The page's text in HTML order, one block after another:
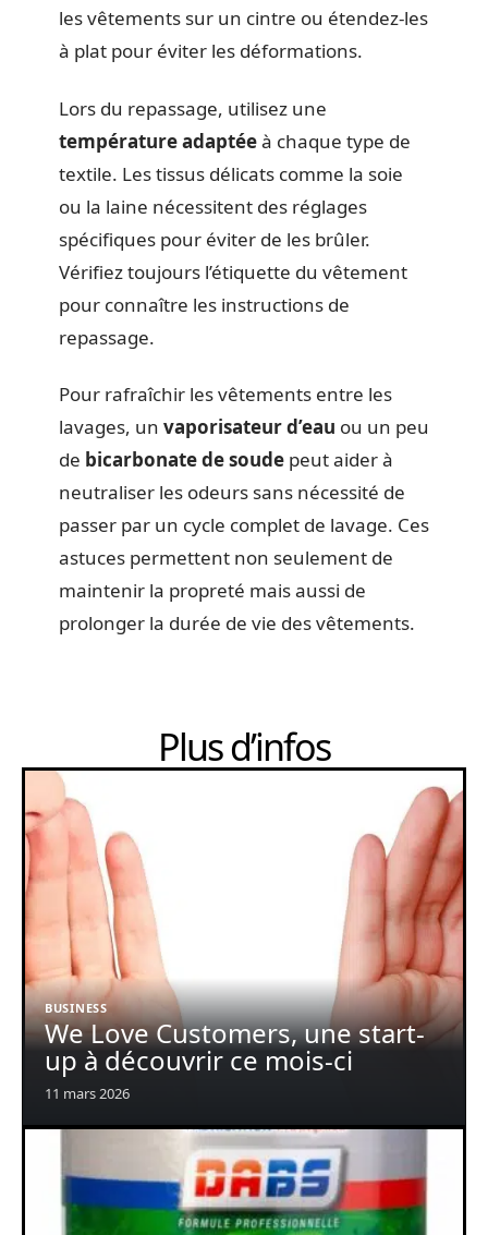
les vêtements sur un cintre ou étendez-les
à plat pour éviter les déformations.
Lors du repassage, utilisez une
température adaptéeà chaque type de
textile. Les tissus délicats comme la soie
ou la laine nécessitent des réglages
spécifiques pour éviter de les brûler.
Vérifiez toujours l’étiquette du vêtement
pour connaître les instructions de
repassage.
Pour rafraîchir les vêtements entre les
lavages, un vaporisateur d’eau ou un peu
de bicarbonate de soude peut aider à
neutraliser les odeurs sans nécessité de
passer par un cycle complet de lavage. Ces
astuces permettent non seulement de
maintenir la propreté mais aussi de
prolonger la durée de vie des vêtements.
Plus d’infos
BUSINESS
We Love Customers, une start-
up à découvrir ce mois-ci
11 mars 2026